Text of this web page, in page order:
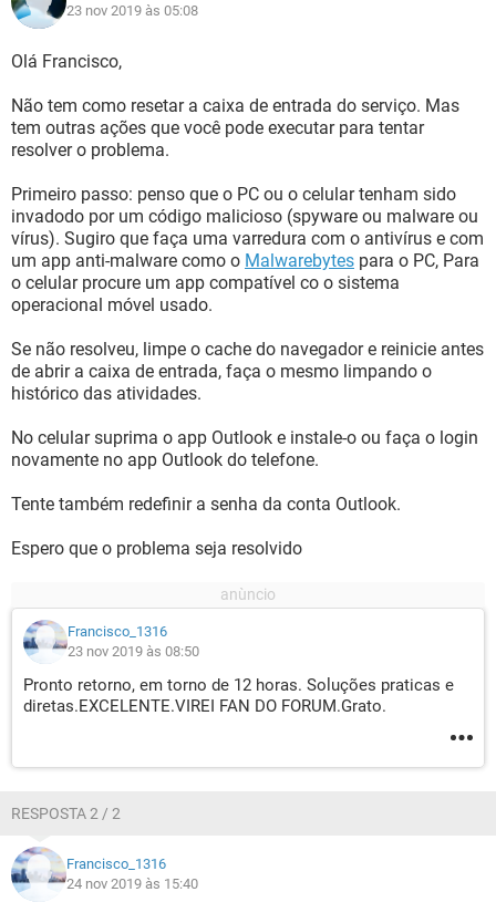
23 nov 2019 às 05:08
Olá Francisco,
Não tem como resetar a caixa de entrada do serviço. Mas
tem outras ações que você pode executar para tentar
resolver o problema.
Primeiro passo: penso que o PC ou o celular tenham sido
invadodo por um código malicioso (spyware ou malware ou
vírus). Sugiro que faça uma varredura com o antivírus e com
um app anti-malware como o Malwarebytes para o PC, Para
o celular procure um app compatível co o sistema
operacional móvel usado.
Se não resolveu, limpe o cache do navegador e reinicie antes
de abrir a caixa de entrada, faça o mesmo limpando o
histórico das atividades.
No celular suprima o app Outlook e instale-o ou faça o login
novamente no app Outlook do telefone.
Tente também redefinir a senha da conta Outlook.
Espero que o problema seja resolvido
Francisco_1316
23 nov 2019 às 08:50
Pronto retorno, em torno de 12 horas. Soluções praticas e
diretas.EXCELENTE.VIREI FAN DO FORUM.Grato.
RESPOSTA 2 / 2
Francisco_1316
24 nov 2019 às 15:40